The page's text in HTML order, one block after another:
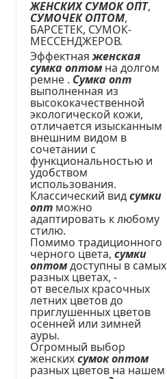
ЖЕНСКИХ СУМОК ОПТ,
СУМОЧЕК ОПТОМ,
БАРСЕТЕК, СУМОК-
МЕССЕНДЖЕРОВ.
Эффектнаяженская
сумка оптомна долгом
ремне . Сумка опт
выполненная из
высококачественной
экологической кожи,
отличается изысканным
внешним видом в
сочетании с
функциональностью и
удобством
использования.
Классический видсумки
опт можно
адаптировать к любому
стилю.
Помимо традиционного
черного цвета,сумки
оптомдоступны в самых
разных цветах, -
от веселых красочных
летних цветов до
приглушенных цветов
осенней или зимней
ауры.
Огромный выбор
женскихсумок оптом
разных цветов на нашем